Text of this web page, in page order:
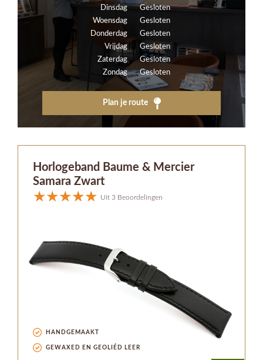
Dinsdag
Gesloten
Woensdag
Gesloten
Donderdag
Gesloten
Vrijdag
Gesloten
Zaterdag
Gesloten
Zondag
Gesloten
Plan je route
Horlogeband Baume & Mercier
Samara Zwart
Uit 3 Beoordelingen
HANDGEMAAKT
GEWAXED EN GEOLIÉD LEER